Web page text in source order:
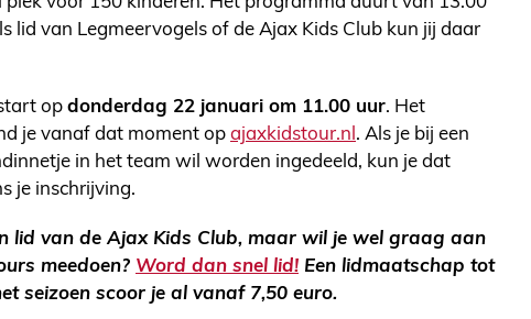
lid van Legmeervogels of de Ajax Kids Club kun jij daar
op donderdag 22 januari om 11.00 uur. Het
je vanaf dat moment op ajaxkidstour.nl . Als je bij een
in het team wil worden ingedeeld, kun je dat
je inschrijving.
lid van de Ajax Kids Club, maar wil je wel graag aan
meedoen? Word dan snel lid! Een lidmaatschap tot
seizoen scoor je al vanaf 7,50 euro.